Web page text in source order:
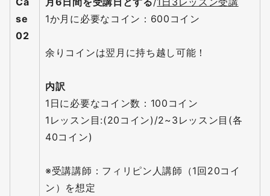
se
02
1か月に必要なコイン：600コイン
余りコインは翌月に持ち越し可能！
内訳
1日に必要なコイン数：100コイン
1レッスン目:(20コイン)/2~3レッスン目(各
40コイン)
※受講講師：フィリピン人講師（1回20コイ
ン）を想定